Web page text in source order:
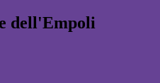
dell'Empoli